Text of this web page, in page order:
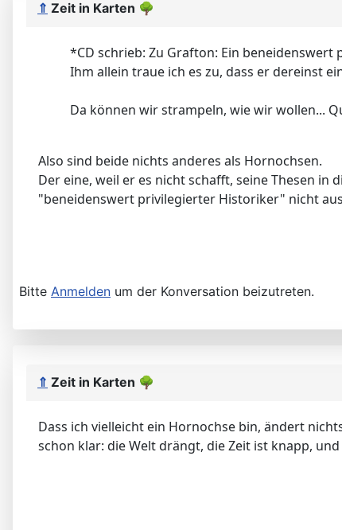
⇑ Zeit in Karten 🌳
*CD schrieb: Zu Grafton: Ein
Ihm allein traue ich es zu, dass er dereinst
Da können wir strampeln, wie wir wollen...
Also sind beide nichts anderes als Hornochsen.
Der eine, weil er es nicht schafft, seine Thesen in
"beneidenswert privilegierter Historiker" nicht
Bitte Anmelden um der Konversation beizutreten.
⇑ Zeit in Karten 🌳
Dass ich vielleicht ein Hornochse bin, ändert
schon klar: die Welt drängt, die Zeit ist knapp,